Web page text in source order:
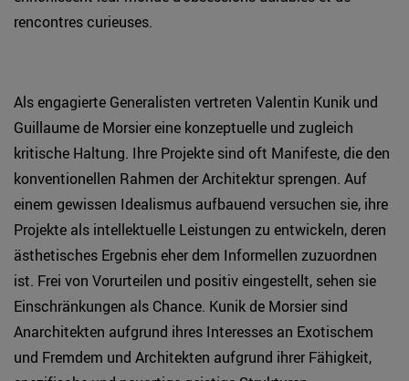
rencontres curieuses.
Als engagierte Generalisten vertreten Valentin Kunik und
Guillaume de Morsier eine konzeptuelle und zugleich
kritische Haltung. Ihre Projekte sind oft Manifeste, die den
konventionellen Rahmen der Architektur sprengen. Auf
einem gewissen Idealismus aufbauend versuchen sie, ihre
Projekte als intellektuelle Leistungen zu entwickeln, deren
ästhetisches Ergebnis eher dem Informellen zuzuordnen
ist. Frei von Vorurteilen und positiv eingestellt, sehen sie
Einschränkungen als Chance. Kunik de Morsier sind
Anarchitekten aufgrund ihres Interesses an Exotischem
und Fremdem und Architekten aufgrund ihrer Fähigkeit,